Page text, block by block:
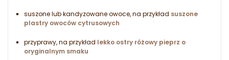
suszone lub kandyzowane owoce, na przykład suszone
plastry owoców cytrusowych
przyprawy, na przykład lekko ostry różowy pieprz o
oryginalnym smaku